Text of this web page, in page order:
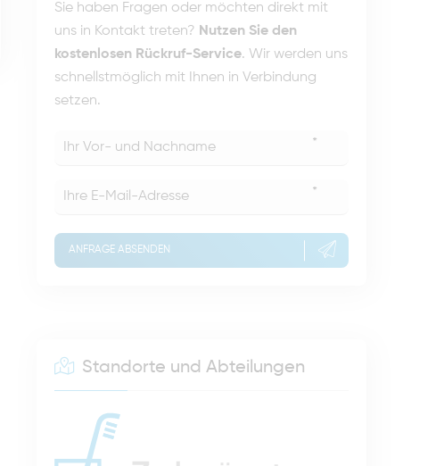
Sie haben Fragen oder möchten direkt mit
uns in Kontakt treten? Nutzen Sie den
kostenlosen Rückruf-Service. Wir werden uns
schnellstmöglich mit Ihnen in Verbindung
setzen.
*
*
ANFRAGE ABSENDEN
Standorte und Abteilungen